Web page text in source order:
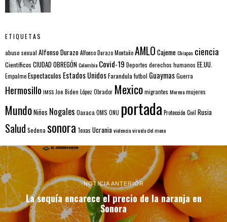
ETIQUETAS
abuso sexual Alfonso DurazoAlfonso Durazo MontañoAMLO CajemeChiapas ciencia
Científicos CIUDAD OBREGÓNColombia Covid-19 Deportes derechos humanos EE.UU.
EmpalmeEspectaculos Estados UnidosFarandulafutbol GuaymasGuerra
Hermosillo IMSS Joe Biden López Obrador Mexicomigrantes Morenamujeres
MundoNiños Nogales Oaxaca OMS ONU portada Protección Civil Rusia
Salud Sedena sonora Texas Ucraniaviolenciaviruela del mono
NOTICIA ANTERIOR
La sequía encarece el precio de la naranja en
Sonora